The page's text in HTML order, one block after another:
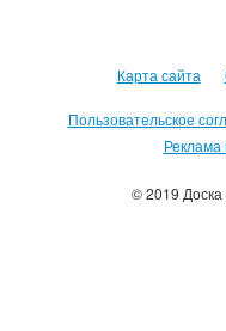
Карта сайта
Пользовательское
Реклама
© 2019